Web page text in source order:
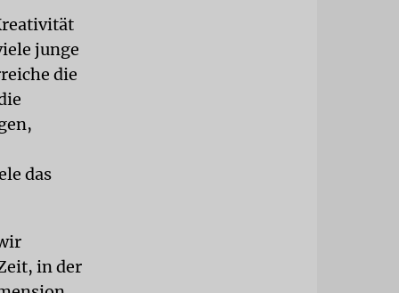
junge
die
das
in der